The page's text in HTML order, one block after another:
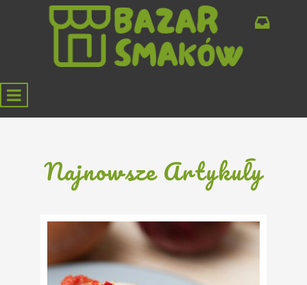
Najnowsze Artykuły